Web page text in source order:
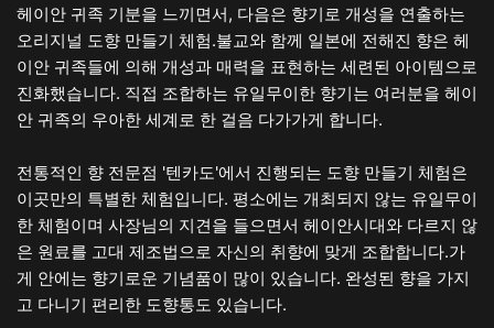
헤이안 귀족 기분을 느끼면서, 다음은 향기로 개성을 연출하는
오리지널 도향 만들기 체험.불교와 함께 일본에 전해진 향은 헤
이안 귀족들에 의해 개성과 매력을 표현하는 세련된 아이템으로
진화했습니다. 직접 조합하는 유일무이한 향기는 여러분을 헤이
안 귀족의 우아한 세계로 한 걸음 다가가게 합니다.
전통적인 향 전문점 '텐카도'에서 진행되는 도향 만들기 체험은
이곳만의 특별한 체험입니다. 평소에는 개최되지 않는 유일무이
한 체험이며 사장님의 지견을 들으면서 헤이안시대와 다르지 않
은 원료를 고대 제조법으로 자신의 취향에 맞게 조합합니다.가
게 안에는 향기로운 기념품이 많이 있습니다. 완성된 향을 가지
고 다니기 편리한 도향통도 있습니다.